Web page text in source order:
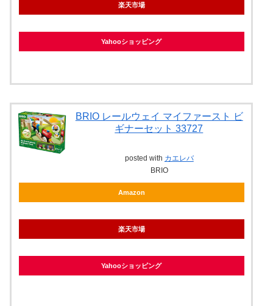
楽天市場
Yahooショッピング
BRIO レールウェイ マイファースト ビ
ギナーセット 33727
posted with カエレバ
BRIO
Amazon
楽天市場
Yahooショッピング